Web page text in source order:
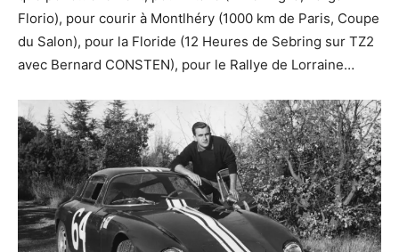
Florio), pour courir à Montlhéry (1000 km de Paris, Coupe
du Salon), pour la Floride (12 Heures de Sebring sur TZ2
avec Bernard CONSTEN), pour le Rallye de Lorraine…